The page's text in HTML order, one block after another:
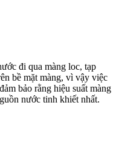
đi qua màng loc, tạp
bề mặt màng, vì vậy việc
bảo rằng hiệu suất màng
nước tinh khiết nhất.